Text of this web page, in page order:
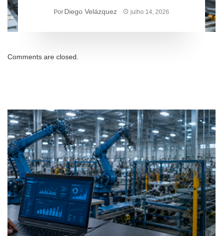
pode acelerar inovação em Três
Por Diego Velázquez julho 14, 2026
Comments are closed.